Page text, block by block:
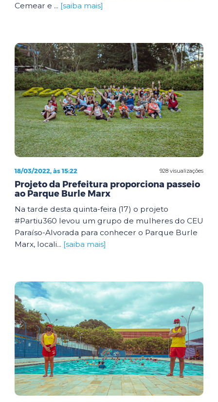
Cemear e ... [saiba mais]
928 visualizações
18/03/2022, às 15:22
Projeto da Prefeitura proporciona passeio
ao Parque Burle Marx
Na tarde desta quinta-feira (17) o projeto
#Partiu360 levou um grupo de mulheres do CEU
Paraíso-Alvorada para conhecer o Parque Burle
Marx, locali... [saiba mais]